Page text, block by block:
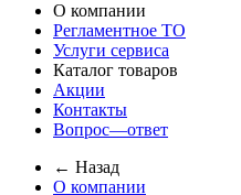
О компании
Регламентное ТО
Услуги сервиса
Каталог товаров
Акции
Контакты
Вопрос—ответ
← Назад
О компании